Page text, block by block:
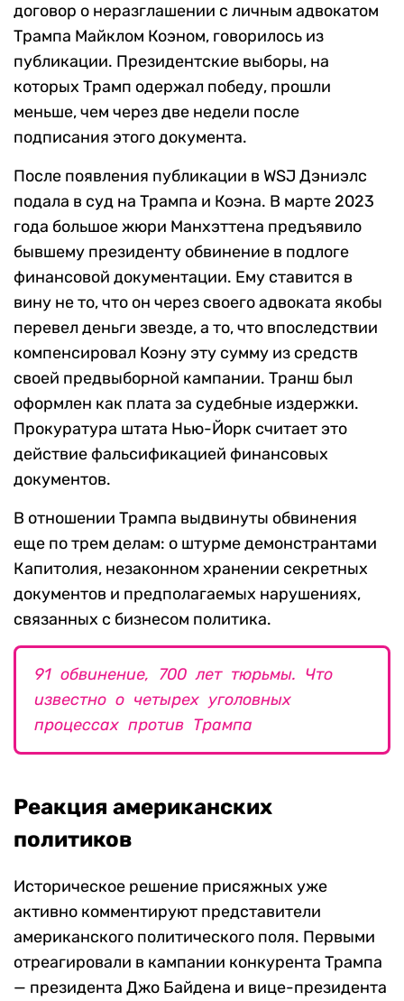
договор о неразглашении с личным адвокатом
Трампа Майклом Коэном, говорилось из
публикации. Президентские выборы, на
которых Трамп одержал победу, прошли
меньше, чем через две недели после
подписания этого документа.
После появления публикации в WSJ Дэниэлс
подала в суд на Трампа и Коэна. В марте 2023
года большое жюри Манхэттена предъявило
бывшему президенту обвинение в подлоге
финансовой документации. Ему ставится в
вину не то, что он через своего адвоката якобы
перевел деньги звезде, а то, что впоследствии
компенсировал Коэну эту сумму из средств
своей предвыборной кампании. Транш был
оформлен как плата за судебные издержки.
Прокуратура штата Нью-Йорк считает это
действие фальсификацией финансовых
документов.
В отношении Трампа выдвинуты обвинения
еще по трем делам: о штурме демонстрантами
Капитолия, незаконном хранении секретных
документов и предполагаемых нарушениях,
связанных с бизнесом политика.
91 обвинение, 700 лет тюрьмы. Что
известно о четырех уголовных
процессах против Трампа
Реакция американских
политиков
Историческое решение присяжных уже
активно комментируют представители
американского политического поля. Первыми
отреагировали в кампании конкурента Трампа
— президента Джо Байдена и вице-президента